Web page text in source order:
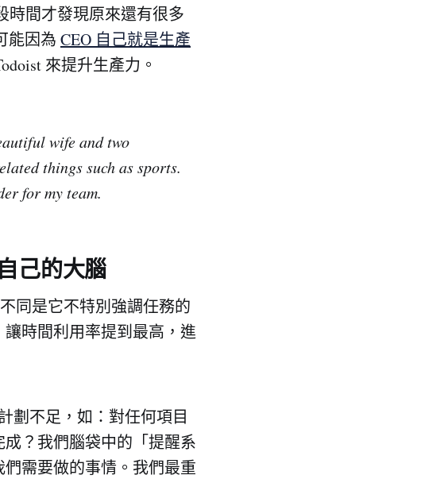
時間才發現原來還有很多
能因為 CEO 自己就是生產
來提升生產力。
wife and two
things such as sports.
for my team.
己的大腦
同是它不特別強調任務的
時間利用率提到最高，進
劃不足，如：對任何項目
？我們腦袋中的「提醒系
需要做的事情。我們最重